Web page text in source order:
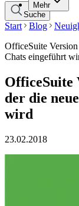
Mehr
Suche
Start Blog
OfficeSuite
Chats eingeführt
OfficeSuite
der die
wird
23.02.2018